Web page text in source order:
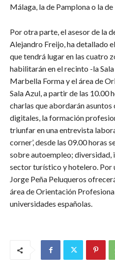
Málaga, la de Pamplona o la
Por otra parte, el asesor de la
Alejandro Freijo, ha detallado
que tendrá lugar en las cuatro
habilitarán en el recinto -la Sala
Marbella Forma y el área de
Sala Azul, a partir de las 10.00
charlas que abordarán
digitales, la formación
triunfar en una entrevista
corner’, desde las 09.00 horas
sobre autoempleo; diversidad,
sector turístico y hotelero. Por
Jorge Peña Peluqueros
área de Orientación
universidades españolas.